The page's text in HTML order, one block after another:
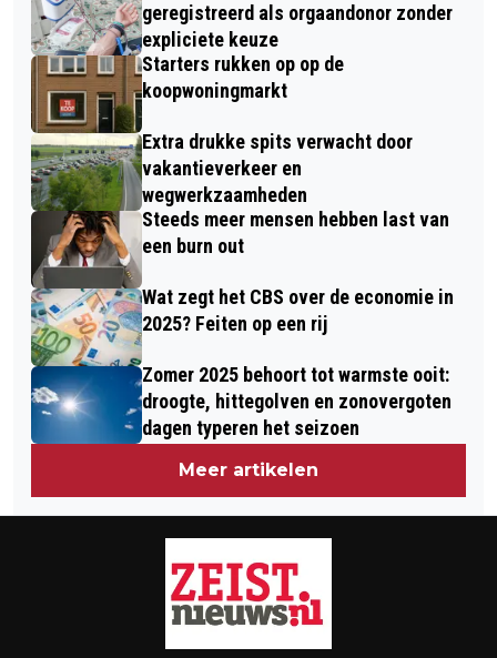
geregistreerd als orgaandonor zonder
expliciete keuze
Starters rukken op op de
koopwoningmarkt
Extra drukke spits verwacht door
vakantieverkeer en
wegwerkzaamheden
Steeds meer mensen hebben last van
een burn out
Wat zegt het CBS over de economie in
2025? Feiten op een rij
Zomer 2025 behoort tot warmste ooit:
droogte, hittegolven en zonovergoten
dagen typeren het seizoen
Meer artikelen